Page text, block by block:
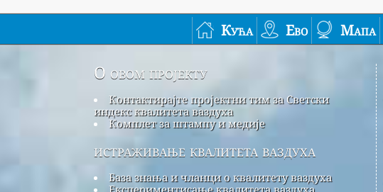
Кућа Ево Мапа
О овом пројекту
Контактирајте пројектни тим за Светски
индекс квалитета ваздуха
Комплет за штампу и медије
истраживање квалитета ваздуха
База знања и чланци о квалитету ваздуха
Експериментисање квалитета ваздуха